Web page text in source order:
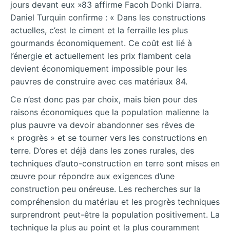
jours devant eux »83 affirme Facoh Donki Diarra.
Daniel Turquin confirme : « Dans les constructions
actuelles, c’est le ciment et la ferraille les plus
gourmands économiquement. Ce coût est lié à
l’énergie et actuellement les prix flambent cela
devient économiquement impossible pour les
pauvres de construire avec ces matériaux 84.
Ce n’est donc pas par choix, mais bien pour des
raisons économiques que la population malienne la
plus pauvre va devoir abandonner ses rêves de
« progrès » et se tourner vers les constructions en
terre. D’ores et déjà dans les zones rurales, des
techniques d’auto-construction en terre sont mises en
œuvre pour répondre aux exigences d’une
construction peu onéreuse. Les recherches sur la
compréhension du matériau et les progrès techniques
surprendront peut-être la population positivement. La
technique la plus au point et la plus couramment